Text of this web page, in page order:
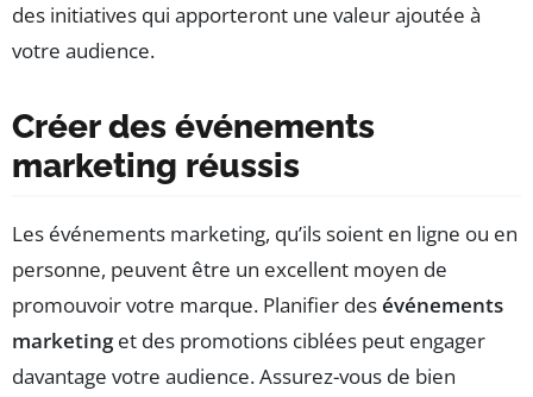
des initiatives qui apporteront une valeur ajoutée à
votre audience.
Créer des événements
marketing réussis
Les événements marketing, qu’ils soient en ligne ou en
personne, peuvent être un excellent moyen de
promouvoir votre marque. Planifier desévénements
marketinget des promotions ciblées peut engager
davantage votre audience. Assurez-vous de bien